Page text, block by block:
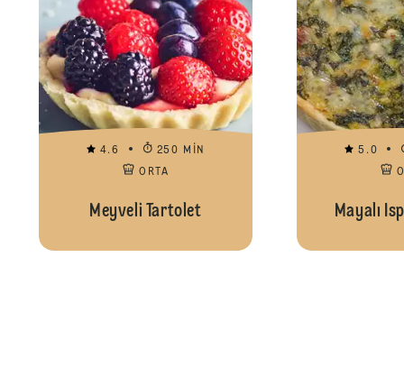
4.6
250 MIN
ORTA
Meyveli Tartolet
5.0
Mayalı